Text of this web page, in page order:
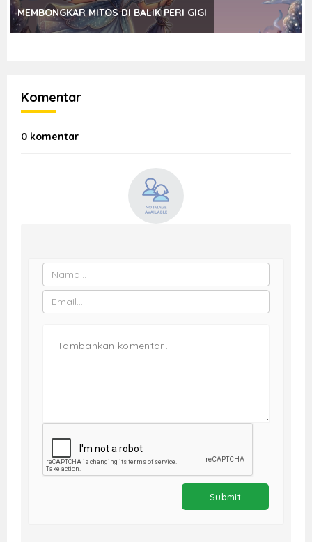
MEMBONGKAR MITOS DI BALIK PERI GIGI
Komentar
0 komentar